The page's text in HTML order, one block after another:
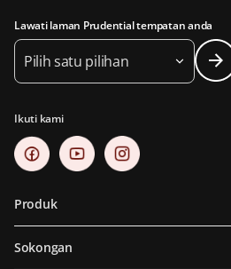
Lawati laman Prudential tempatan anda
Pilih satu pilihan
Ikuti kami
Produk
Sokongan